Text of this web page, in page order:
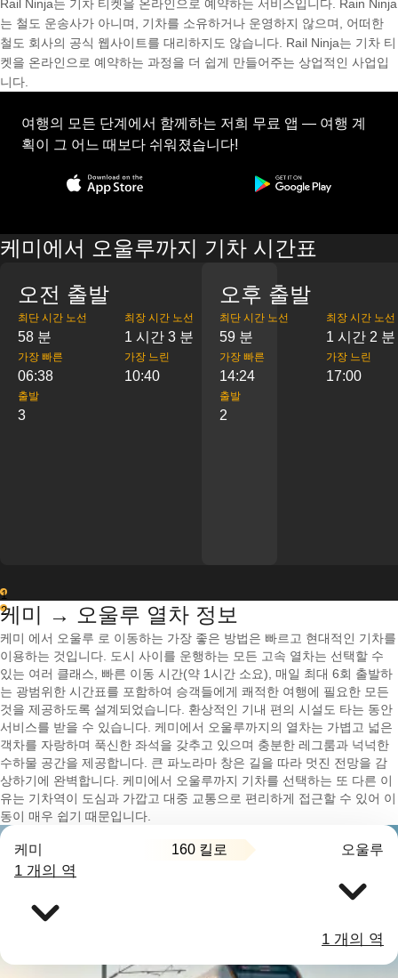
Rail Ninja는 기차 티켓을 온라인으로 예약하는 서비스입니다. Rain Ninja
는 철도 운송사가 아니며, 기차를 소유하거나 운영하지 않으며, 어떠한
철도 회사의 공식 웹사이트를 대리하지도 않습니다. Rail Ninja는 기차 티
켓을 온라인으로 예약하는 과정을 더 쉽게 만들어주는 상업적인 사업입
니다.
여행의 모든 단계에서 함께하는 저희 무료 앱 — 여행 계
획이 그 어느 때보다 쉬워졌습니다!
케미에서 오울루까지 기차 시간표
오전 출발
최단 시간 노선
58 분
최장 시간 노선
1 시간 3 분
가장 빠른
06:38
가장 느린
10:40
출발
3
오후 출발
최단 시간 노선
59 분
최장 시간 노선
1 시간 2 분
가장 빠른
14:24
가장 느린
17:00
출발
2
1
2
케미 → 오울루 열차 정보
케미 에서 오울루 로 이동하는 가장 좋은 방법은 빠르고 현대적인 기차를
이용하는 것입니다. 도시 사이를 운행하는 모든 고속 열차는 선택할 수
있는 여러 클래스, 빠른 이동 시간(약 1시간 소요), 매일 최대 6회 출발하
는 광범위한 시간표를 포함하여 승객들에게 쾌적한 여행에 필요한 모든
것을 제공하도록 설계되었습니다. 환상적인 기내 편의 시설도 타는 동안
서비스를 받을 수 있습니다. 케미에서 오울루까지의 열차는 가볍고 넓은
객차를 자랑하며 푹신한 좌석을 갖추고 있으며 충분한 레그룸과 넉넉한
수하물 공간을 제공합니다. 큰 파노라마 창은 길을 따라 멋진 전망을 감
상하기에 완벽합니다. 케미에서 오울루까지 기차를 선택하는 또 다른 이
유는 기차역이 도심과 가깝고 대중 교통으로 편리하게 접근할 수 있어 이
동이 매우 쉽기 때문입니다.
케미 160 킬로 오울루
1 개의 역
1 개의 역